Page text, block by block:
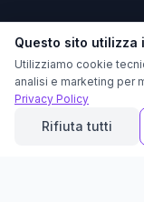
Questo sito utilizza
Utilizziamo cookie
analisi e marketing per
Privacy Policy
Rifiuta tutti